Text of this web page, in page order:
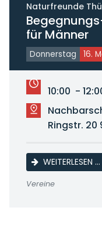
Naturfreunde
für Männer
Donnerstag 16.
10:00 -
Ringstr.
WEITERLESEN …
Vereine